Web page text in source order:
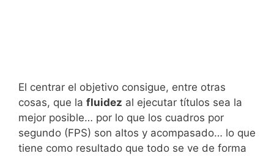
El centrar el objetivo consigue, entre otras
cosas, que la fluidez al ejecutar títulos sea la
mejor posible… por lo que los cuadros por
segundo (FPS) son altos y acompasado… lo que
tiene como resultado que todo se ve de forma